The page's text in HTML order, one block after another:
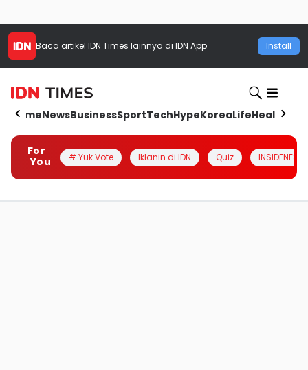
Baca artikel IDN Times lainnya di IDN App Install
HomeNewsBusinessSportTechHypeKoreaLifeHealth
For
You
# Yuk Vote Iklanin di IDN Quiz INSIDENESIA